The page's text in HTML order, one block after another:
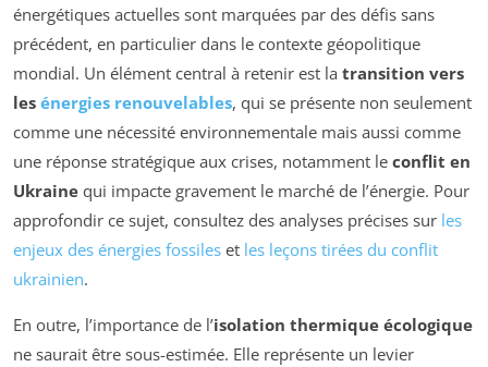
énergétiques actuelles sont marquées par des défis sans
précédent, en particulier dans le contexte géopolitique
mondial. Un élément central à retenir est la transition vers
les énergies renouvelables, qui se présente non seulement
comme une nécessité environnementale mais aussi comme
une réponse stratégique aux crises, notamment le conflit en
Ukraine qui impacte gravement le marché de l’énergie. Pour
approfondir ce sujet, consultez des analyses précises sur les
enjeux des énergies fossiles et les leçons tirées du conflit
ukrainien.
En outre, l’importance de l’isolation thermique écologique
ne saurait être sous-estimée. Elle représente un levier